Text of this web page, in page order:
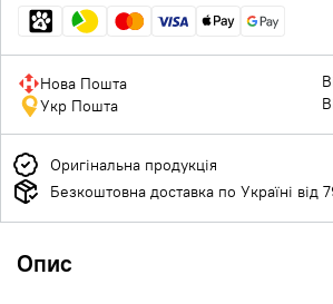
Нова Пошта
Укр Пошта
Оригінальна продукція
Безкоштовна доставка по Україні від
Опис